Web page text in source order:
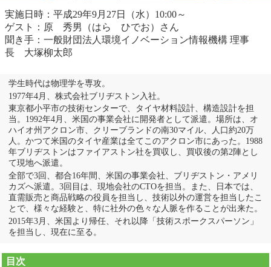
実施日時：平成29年9月27日（水）10:00～
ゲスト：原 秀男（はら ひでお）さん
聞き手：一般財団法人環境イノベーション情報機構 理事
長 大塚柳太郎
学生時代は物理学を専攻。
1977年4月、株式会社ブリヂストン入社。
東京都小平市の技術センターで、タイヤ材料設計、構造設計を担
当。1992年4月、米国の事業会社に開発者として派遣。場所は、オ
ハイオ州アクロン市、クリーブランドの南30マイル、人口約20万
人。かつて米国のタイヤ産業は全てこのアクロン市にあった。1988
年ブリヂストンはファイアストン社を買収し、買収後の第2陣とし
て現地へ派遣。
全部で3回、都合16年間、米国の事業会社、ブリヂストン・アメリ
カズへ派遣。3回目は、現地会社のCTOを担当。また、日本では、
直需販売と商品戦略の役員を担当し、技術以外の運営を担当したこ
とで、様々な経験と、特に社外の色々な人脈を作ることが出来た。
2015年3月、米国より帰任、それ以降「技術スポークスパーソン」
を担当し、現在に至る。
目次